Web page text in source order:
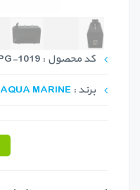
کد محصول : HPG-1019
برند : AQUA MARINE